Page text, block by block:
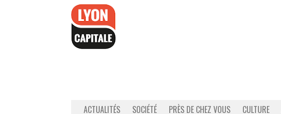
ACTUALITÉS SOCIÉTÉ PRÈS DE CHEZ VOUS CULTURE